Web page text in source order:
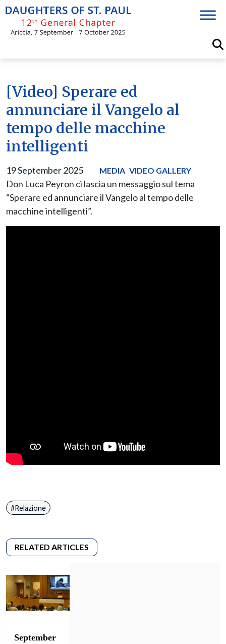
Skip
content
[Video] Sperare ed
annunciare il Vangelo al
tempo delle macchine
intelligenti
19 September 2025 MEDIA VIDEO GALLERY
Don Luca Peyron ci lascia un messaggio sul tema
“Sperare ed annunciare il Vangelo al tempo delle
macchine intelligenti”.
Relazione
September